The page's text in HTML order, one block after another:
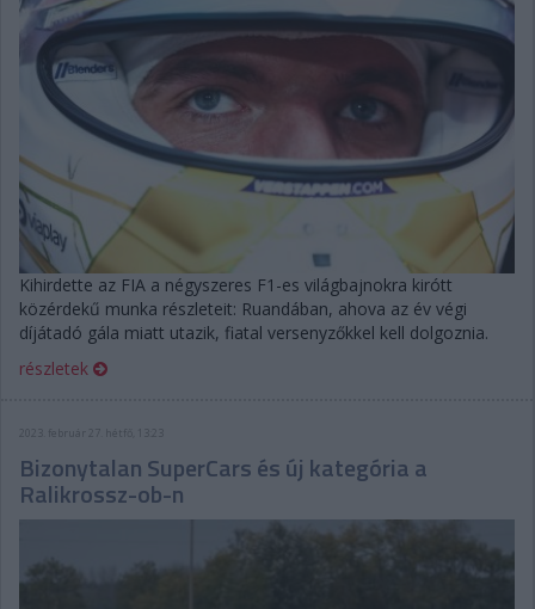
Kihirdette az FIA a négyszeres F1-es világbajnokra kirótt
közérdekű munka részleteit: Ruandában, ahova az év végi
díjátadó gála miatt utazik, fiatal versenyzőkkel kell dolgoznia.
részletek
2023. február 27. hétfő, 13:23
Bizonytalan SuperCars és új kategória a
Ralikrossz-ob-n